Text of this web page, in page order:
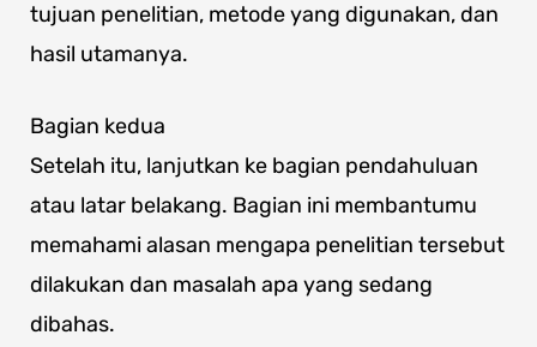
tujuan penelitian, metode yang digunakan, dan
hasil utamanya.
Bagian kedua
Setelah itu, lanjutkan ke bagian pendahuluan
atau latar belakang. Bagian ini membantumu
memahami alasan mengapa penelitian tersebut
dilakukan dan masalah apa yang sedang
dibahas.